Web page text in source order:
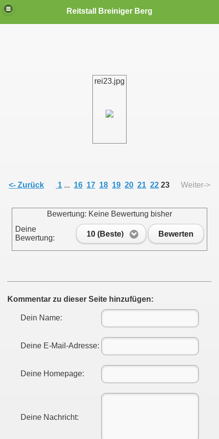
Reitstall Breiniger Berg
rei23.jpg
<- Zurück 1 ... 16 17 18 19 20 21 22 23 Weiter->
Bewertung: Keine Bewertung bisher
Deine
Bewertung:
10 (Beste) Bewerten
Kommentar zu dieser Seite hinzufügen:
Dein Name:
Deine E-Mail-Adresse:
Deine Homepage:
Deine Nachricht: